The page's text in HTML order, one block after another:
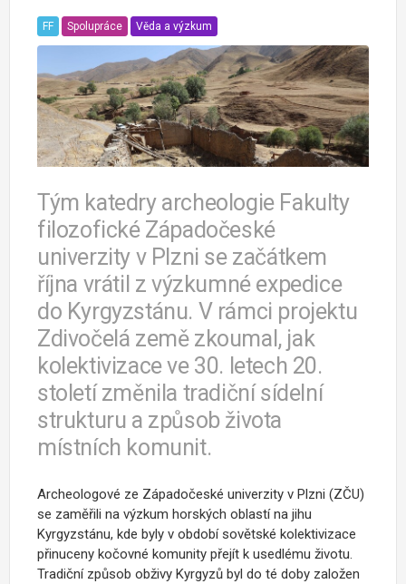
FF Spolupráce Věda a výzkum
Tým katedry archeologie Fakulty
filozofické Západočeské
univerzity v Plzni se začátkem
října vrátil z výzkumné expedice
do Kyrgyzstánu. V rámci projektu
Zdivočelá země zkoumal, jak
kolektivizace ve 30. letech 20.
století změnila tradiční sídelní
strukturu a způsob života
místních komunit.
Archeologové ze Západočeské univerzity v Plzni (ZČU)
se zaměřili na výzkum horských oblastí na jihu
Kyrgyzstánu, kde byly v období sovětské kolektivizace
přinuceny kočovné komunity přejít k usedlému životu.
Tradiční způsob obživy Kyrgyzů byl do té doby založen